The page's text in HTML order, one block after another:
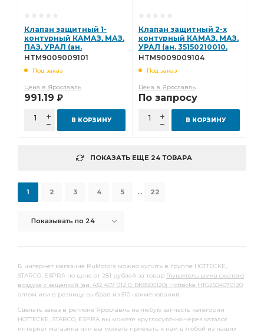
Клапан защитный 1-
контурный КАМАЗ, МАЗ,
ПАЗ, УРАЛ (ан.
35310130590, 100-3515010)
HTM9009009101
HTM9009009101
Под заказ
Цена в Ярославль
991.19 Р
В КОРЗИНУ
Клапан защитный 2-х
контурный КАМАЗ, МАЗ,
УРАЛ (ан. 35150210010,
100-3515110) Hottecke-
HTM9009009104
Под заказ
Цена в Ярославль
По запросу
В КОРЗИНУ
ПОКАЗАТЬ ЕЩЕ 24 ТОВАРА
Показывать по 24
1 2 3 4 5 ... 22
В интернет магазине RuMotors можно купить в группе HOTTECKE,
STARCO, ESPRA по цене от 281 рублей за товар Глушитель шума сжатого
воздуха с защелкой (ан. 432 407 012 0, BK8500120) Hottecke HTG2504070120
оптом или в розницу выбрав из 510 наименований.
Сделать заказ в регионе Ярославль на любую запчасть категории
HOTTECKE, STARCO, ESPRA вы можете круглосуточно через каталог
интернет магазина или вы можете приехать к нам в любой из наших